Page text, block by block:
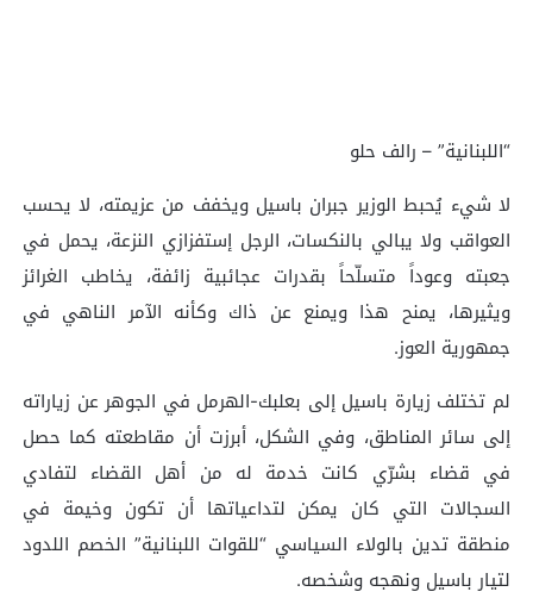
“اللبنانية” – رالف حلو
لا شيء يُحبط الوزير جبران باسيل ويخفف من عزيمته، لا يحسب
العواقب ولا يبالي بالنكسات، الرجل إستفزازي النزعة، يحمل في
جعبته وعوداً متسلّحاً بقدرات عجائبية زائفة، يخاطب الغرائز
ويثيرها، يمنح هذا ويمنع عن ذاك وكأنه الآمر الناهي في
جمهورية العوز.
لم تختلف زيارة باسيل إلى بعلبك-الهرمل في الجوهر عن زياراته
إلى سائر المناطق، وفي الشكل، أبرزت أن مقاطعته كما حصل
في قضاء بشرّي كانت خدمة له من أهل القضاء لتفادي
السجالات التي كان يمكن لتداعياتها أن تكون وخيمة في
منطقة تدين بالولاء السياسي “للقوات اللبنانية” الخصم اللدود
لتيار باسيل ونهجه وشخصه.